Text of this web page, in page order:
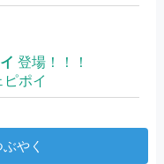
登場！！！
ポイ
やく